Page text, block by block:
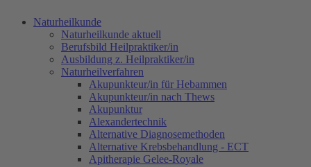
Naturheilkunde
Naturheilkunde aktuell
Berufsbild Heilpraktiker/in
Ausbildung z. Heilpraktiker/in
Naturheilverfahren
Akupunkteur/in für Hebammen
Akupunkteur/in nach Thews
Akupunktur
Alexandertechnik
Alternative Diagnosemethoden
Alternative Krebsbehandlung - ECT
Apitherapie Gelee-Royale